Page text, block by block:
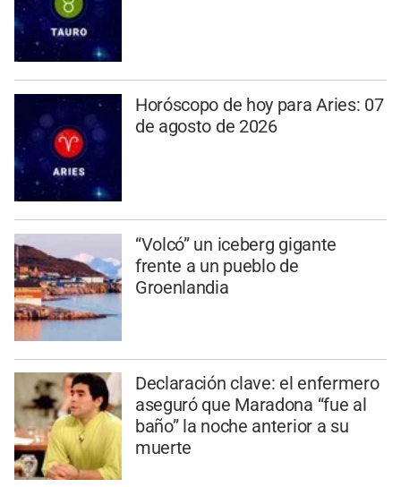
Horóscopo de hoy para Aries: 07
de agosto de 2026
“Volcó” un iceberg gigante
frente a un pueblo de
Groenlandia
Declaración clave: el enfermero
aseguró que Maradona “fue al
baño” la noche anterior a su
muerte